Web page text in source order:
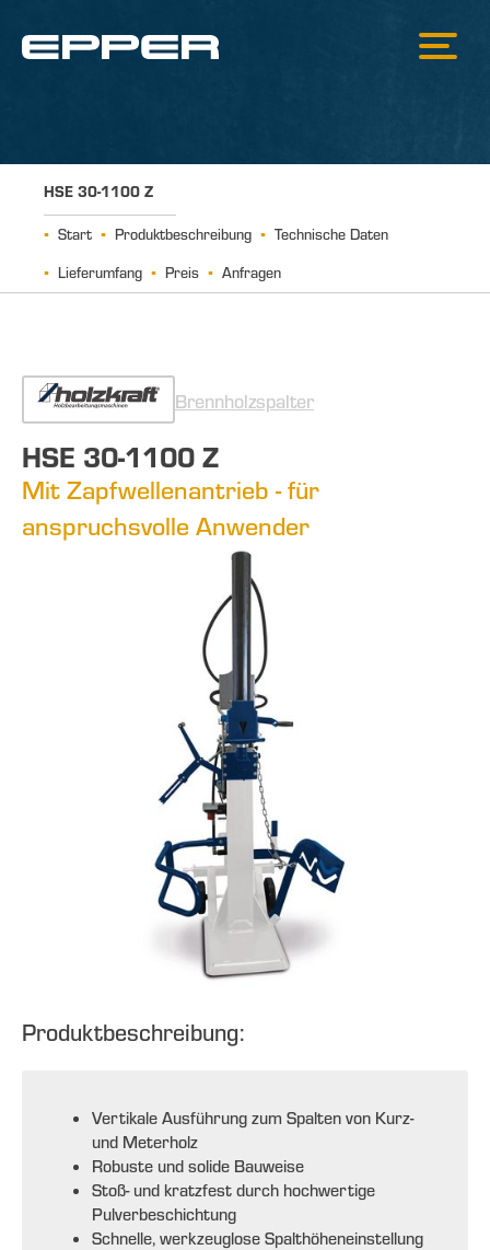
HSE 30-1100 Z
Start Produktbeschreibung
Technische Daten
Lieferumfang
Preis Anfragen
Brennholzspalter
HSE 30-1100 Z
Mit Zapfwellenantrieb - für
anspruchsvolle Anwender
Produktbeschreibung:
Vertikale Ausführung zum Spalten von Kurz-
und Meterholz
Robuste und solide Bauweise
Stoß- und kratzfest durch hochwertige
Pulverbeschichtung
Schnelle, werkzeuglose Spalthöheneinstellung